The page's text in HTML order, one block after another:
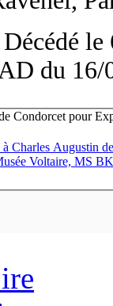
du 16/
Condorcet pour
à Charles Augustin
Voltaire, MS